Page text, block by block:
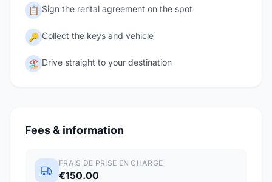
📋 Sign the rental agreement on the spot
🔑 Collect the keys and vehicle
🏖️ Drive straight to your destination
Fees & information
FRAIS DE PRISE EN CHARGE
€150.00